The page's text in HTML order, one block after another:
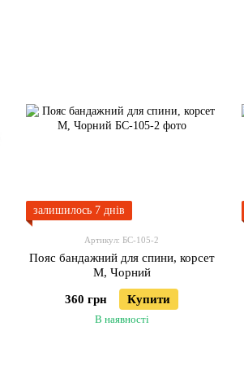
залишилось 7 днів
Артикул: БС-105-2
Пояс бандажний для спини, корсет
M, Чорний
360 грн Купити
В наявності